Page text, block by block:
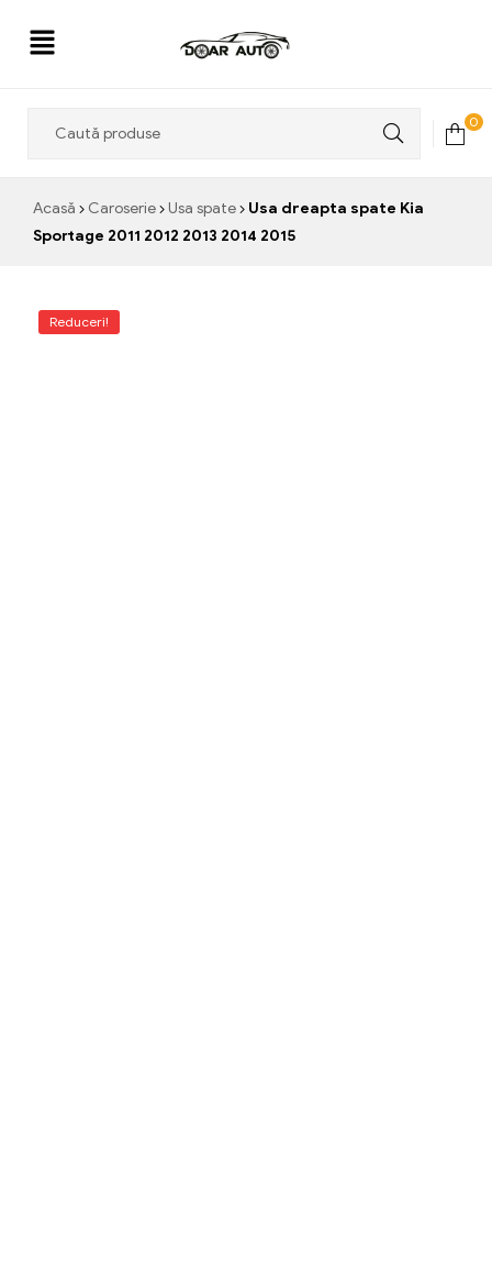
0
Acasă Caroserie Usa spate
Usa dreapta spate Kia
Sportage 2011 2012 2013 2014 2015
Reduceri!